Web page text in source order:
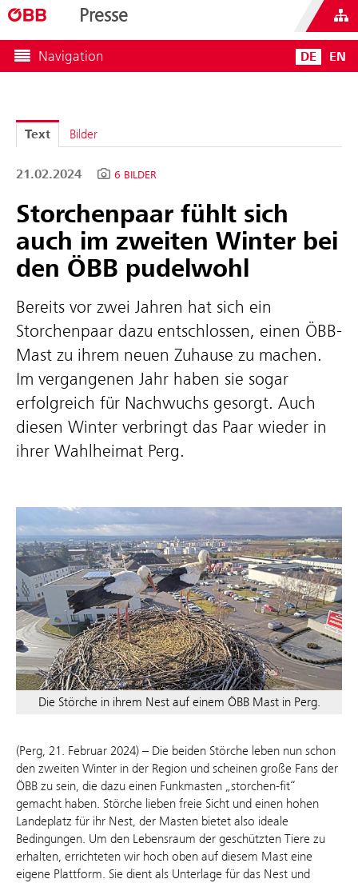
Presse
Navigation DE EN
Text Bilder
21.02.2024 6 BILDER
Storchenpaar fühlt sich
auch im zweiten Winter bei
den ÖBB pudelwohl
Bereits vor zwei Jahren hat sich ein
Storchenpaar dazu entschlossen, einen ÖBB-
Mast zu ihrem neuen Zuhause zu machen.
Im vergangenen Jahr haben sie sogar
erfolgreich für Nachwuchs gesorgt. Auch
diesen Winter verbringt das Paar wieder in
ihrer Wahlheimat Perg.
Die Störche in ihrem Nest auf einem ÖBB Mast in Perg.
(Perg, 21. Februar 2024) – Die beiden Störche leben nun schon
den zweiten Winter in der Region und scheinen große Fans der
ÖBB zu sein, die dazu einen Funkmasten „storchen-fit“
gemacht haben. Störche lieben freie Sicht und einen hohen
Landeplatz für ihr Nest, der Masten bietet also ideale
Bedingungen. Um den Lebensraum der geschützten Tiere zu
erhalten, errichteten wir hoch oben auf diesem Mast eine
eigene Plattform. Sie dient als Unterlage für das Nest und